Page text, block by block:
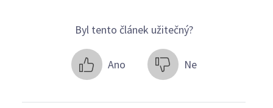
Byl tento článek užitečný?
Ano Ne